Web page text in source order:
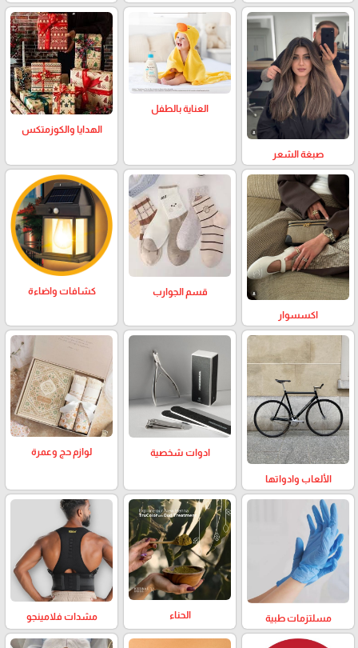
صبغة الشعر
العناية بالطفل
الهدايا والكوزمتكس
اكسسوار
قسم الجوارب كشافات واضاءة
الألعاب وادواتها
ادوات شخصية لوازم حج وعمرة
مسلتزمات طبية الحناء مشدات فلامينجو